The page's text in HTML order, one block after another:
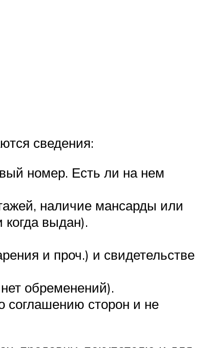
сведения:
номер. Есть ли на нем
наличие мансарды или
выдан).
и проч.) и свидетельстве
обременений).
соглашению сторон и не